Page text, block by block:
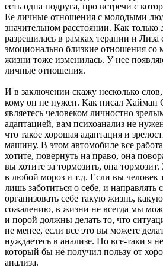
есть одна подруга, про встречи с
Ее личные отношения с молодыми
значительном расстоянии. Как
разрешилась в рамках терапии и Лиза
эмоционально близкие отношения со
жизни тоже изменилась. У нее
личные отношения.
И в заключении скажу несколько
кому он не нужен. Как писал Хайман
являетесь человеком личностно
адаптацией, вам психоанализ не
что такое хорошая адаптация и
машину. В этом автомобиле все
хотите, повернуть на право, она
вы хотите за тормозить, она
в любой мороз и т.д. Если вы человек
лишь заботиться о себе, и направлять
организовать себе такую жизнь,
сожалению, в жизни не всегда мы
и порой должны делать то, что
не менее, если все это вы можете
нуждаетесь в анализе. Но все-таки я
который бы не получил пользу от
анализа.